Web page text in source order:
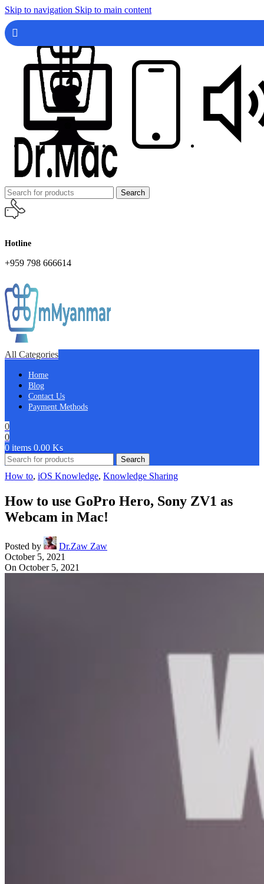
Skip to navigation Skip to main content
Search
Hotline
+959 798 666614
All Categories
Home
Blog
Contact Us
Payment Methods
0
0
0 items 0.00 Ks
Search
How to, iOS Knowledge, Knowledge Sharing
How to use GoPro Hero, Sony ZV1 as
Webcam in Mac!
Posted by
Dr.Zaw Zaw
October 5, 2021
On October 5, 2021